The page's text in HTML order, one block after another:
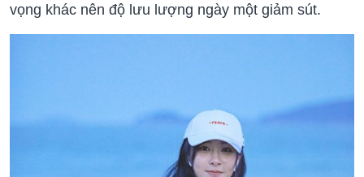
vọng khác nên độ lưu lượng ngày một giảm sút.